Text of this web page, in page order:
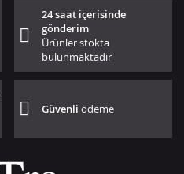
24 saat içerisinde
gönderim
Ürünler stokta
bulunmaktadır
Güvenliödeme